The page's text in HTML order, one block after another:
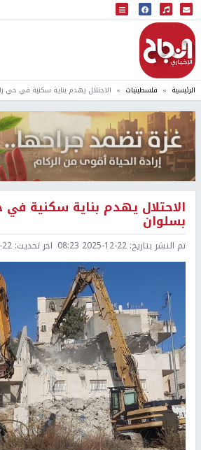
البث المباشر
إذاعة النجاح
الرئيسية فلسطينيات الاحتلال يهدم بناية سكنية في حي
الاحتلال يهدم بناية سكنية
بسلوان
تم النشر بتاريخ: 2025-12-22 08:23 اخر تحديث: